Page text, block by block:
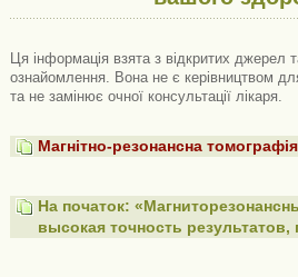
Ця інформація взята з відкритих
ознайомлення. Вона не є керівництвом
та не замінює очної консультації лікаря.
Магнітно-резонансна томографія
На початок:
высокая точность